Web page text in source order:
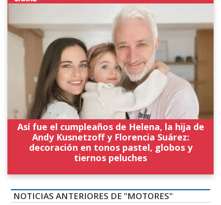
Así fue el cumpleaños de Helena, la hija de
Andy Kusnetzoff y Florencia Suárez:
decoración en tonos pastel, globos y
tiernos peluches
NOTICIAS ANTERIORES DE "MOTORES"